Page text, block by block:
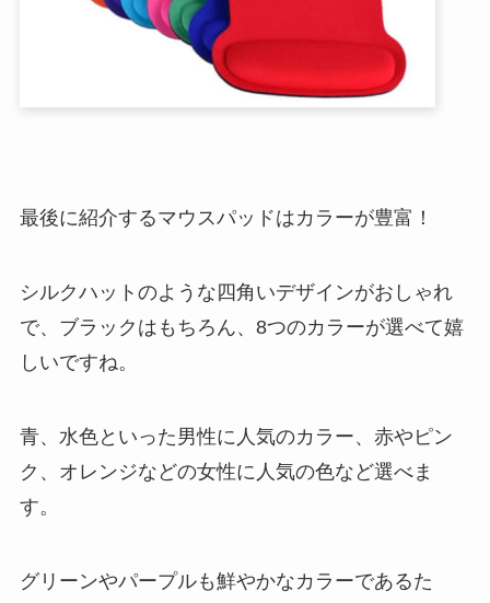
最後に紹介するマウスパッドはカラーが豊富！
シルクハットのような四角いデザインがおしゃれ
で、ブラックはもちろん、8つのカラーが選べて嬉
しいですね。
青、水色といった男性に人気のカラー、赤やピン
ク、オレンジなどの女性に人気の色など選べま
す。
グリーンやパープルも鮮やかなカラーであるた